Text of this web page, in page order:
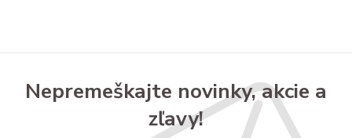
Nepremeškajte novinky, akcie a
zľavy!